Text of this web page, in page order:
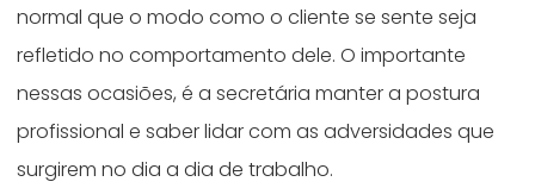
normal que o modo como o cliente se sente seja
refletido no comportamento dele. O importante
nessas ocasiões, é a secretária manter a postura
profissional e saber lidar com as adversidades que
surgirem no dia a dia de trabalho.